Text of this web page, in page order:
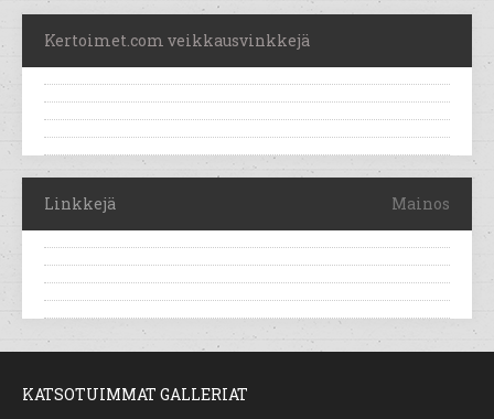
Kertoimet.com veikkausvinkkejä
Linkkejä Mainos
KATSOTUIMMAT GALLERIAT